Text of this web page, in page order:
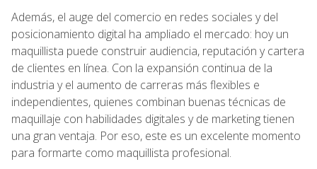
Además, el auge del comercio en redes sociales y del
posicionamiento digital ha ampliado el mercado: hoy un
maquillista puede construir audiencia, reputación y cartera
de clientes en línea. Con la expansión continua de la
industria y el aumento de carreras más flexibles e
independientes, quienes combinan buenas técnicas de
maquillaje con habilidades digitales y de marketing tienen
una gran ventaja. Por eso, este es un excelente momento
para formarte como maquillista profesional.